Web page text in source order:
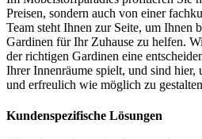
Preisen, sondern auch von einer
Team steht Ihnen zur Seite, um Ihnen
Gardinen für Ihr Zuhause zu helfen.
der richtigen Gardinen eine
Ihrer Innenräume spielt, und sind hier,
und erfreulich wie möglich zu
Kundenspezifische Lösungen